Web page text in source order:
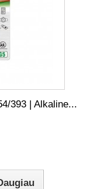
393 | Alkaline...